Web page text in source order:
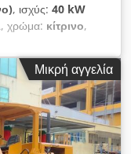
, ισχύς: 40 kW
, χρώμα: κίτρινο,
= Κίνηση:
Οπτική κατάσταση:
έχετε ερωτήσεις ή
μαζί μας.
είναι χωρίς
από τις
Μικρή αγγελία